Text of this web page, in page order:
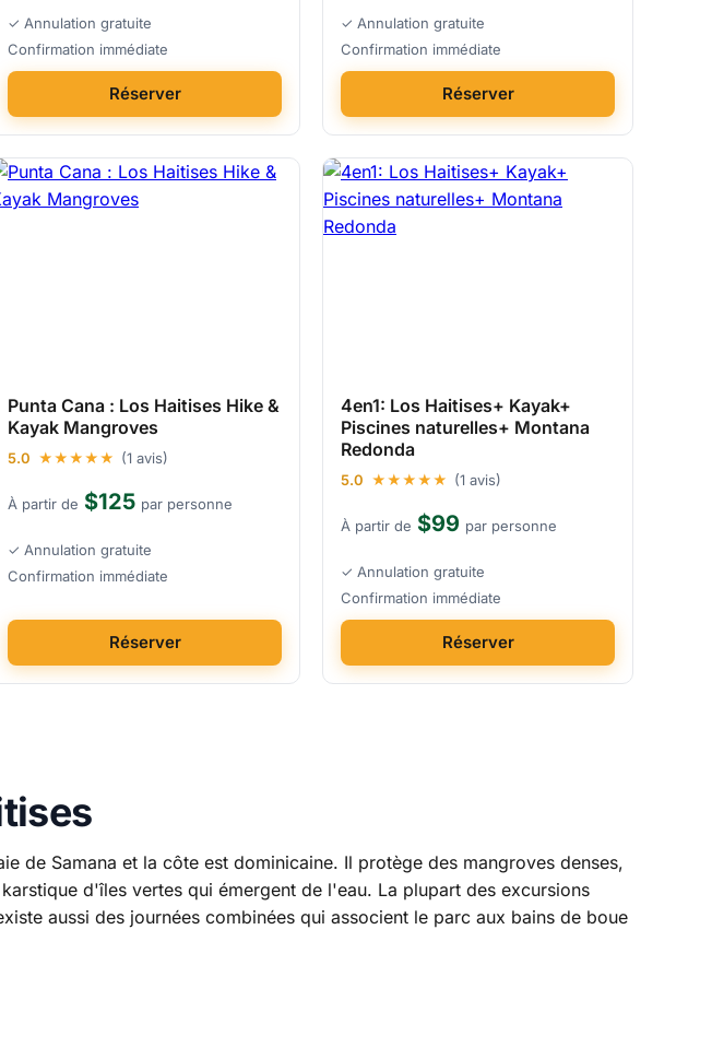
✓ Annulation gratuite
Confirmation immédiate
Réserver
✓ Annulation gratuite
Confirmation immédiate
Réserver
Punta Cana : Los Haitises Hike &
Kayak Mangroves
5.0 ★★★★★ (1 avis)
À partir de $125 par personne
✓ Annulation gratuite
Confirmation immédiate
Réserver
4en1: Los Haitises+ Kayak+
Piscines naturelles+ Montana
Redonda
5.0 ★★★★★ (1 avis)
À partir de $99 par personne
✓ Annulation gratuite
Confirmation immédiate
Réserver
de Samana et la côte est dominicaine. Il protège des mangroves denses,
d'îles vertes qui émergent de l'eau. La plupart des excursions
aussi des journées combinées qui associent le parc aux bains de boue